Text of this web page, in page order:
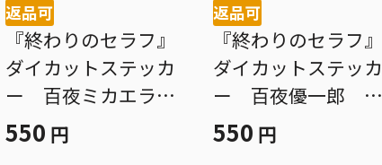
返品可
『終わりのセラフ』
ダイカットステッカ
ー 百夜ミカエラ
ＢＦ２
550 円
返品可
『終わりのセラフ』
ダイカットステッカ
ー 百夜優一郎 Ｂ
Ｆ２
550 円